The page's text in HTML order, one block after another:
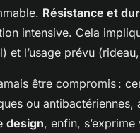
Résistance et
intensive. Cela
et l’usage prévu
être compromis :
ou
design, enfin,